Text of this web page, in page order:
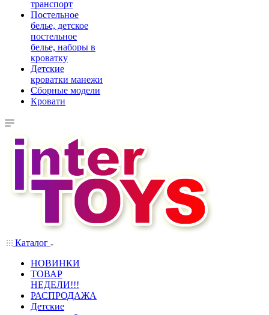
транспорт
Постельное
белье, детское
постельное
белье, наборы в
кроватку
Детские
кроватки манежи
Сборные модели
Кровати
Каталог
НОВИНКИ
ТОВАР
НЕДЕЛИ!!!
РАСПРОДАЖА
Детские